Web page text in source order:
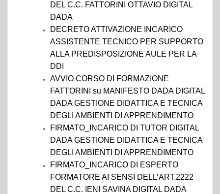
DEL C.C. FATTORINI OTTAVIO DIGITAL
DADA
DECRETO ATTIVAZIONE INCARICO
ASSISTENTE TECNICO PER SUPPORTO
ALLA PREDISPOSIZIONE AULE PER LA
DDI
AVVIO CORSO DI FORMAZIONE
FATTORINI su MANIFESTO DADA DIGITAL
DADA GESTIONE DIDATTICA E TECNICA
DEGLI AMBIENTI DI APPRENDIMENTO
FIRMATO_INCARICO DI TUTOR DIGITAL
DADA GESTIONE DIDATTICA E TECNICA
DEGLI AMBIENTI DI APPRENDIMENTO
FIRMATO_INCARICO DI ESPERTO
FORMATORE AI SENSI DELL’ART.2222
DEL C.C. IENI SAVINA DIGITAL DADA